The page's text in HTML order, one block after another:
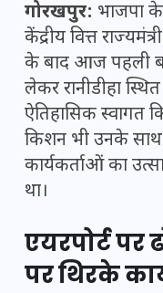
गोरखपुर: भाजपा के
केंद्रीय वित्त राज्यमंत्री
के बाद आज पहली
लेकर रानीडीहा
ऐतिहासिक स्वागत
किशन भी उनके
कार्यकर्ताओं का
था।
एयरपोर्ट
पर थिरके